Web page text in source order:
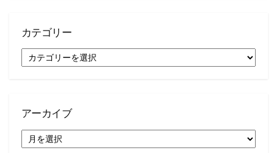
カテゴリー
テ
アーカイブ
ー